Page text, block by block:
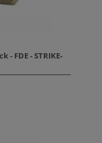
- FDE - STRIKE-